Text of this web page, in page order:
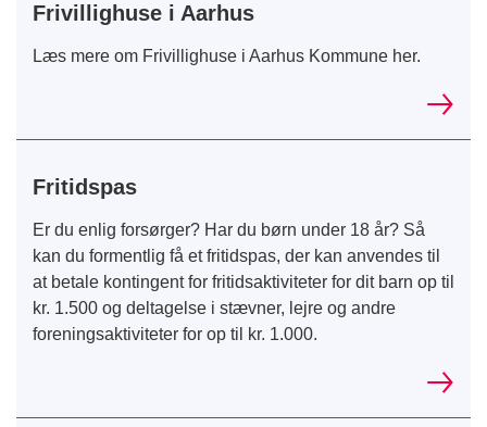
Frivillighuse i Aarhus
Læs mere om Frivillighuse i Aarhus Kommune her.
Fritidspas
Er du enlig forsørger? Har du børn under 18 år? Så
kan du formentlig få et fritidspas, der kan anvendes til
at betale kontingent for fritidsaktiviteter for dit barn op til
kr. 1.500 og deltagelse i stævner, lejre og andre
foreningsaktiviteter for op til kr. 1.000.